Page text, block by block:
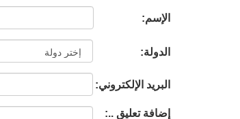
الإسم:
الدولة:
البريد الإلكتروني:
إضافة تعليق ..: